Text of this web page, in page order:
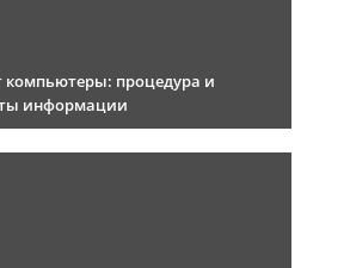
процедура и
информации